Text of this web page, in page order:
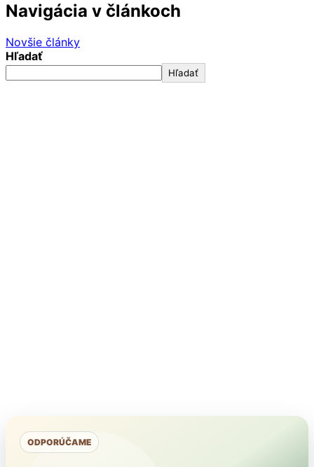
Navigácia v článkoch
Novšie články
Hľadať
Hľadať
ODPORÚČAME